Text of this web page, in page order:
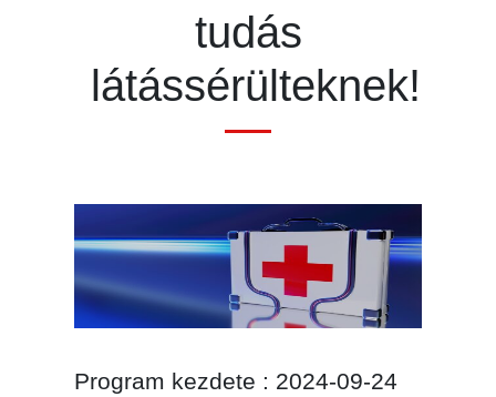
tudás
látássérülteknek!
Program kezdete : 2024-09-24